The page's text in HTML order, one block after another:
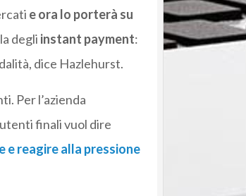
e ora lo porterà su
degli instant payment:
dice Hazlehurst.
Per l’azienda
finali vuol dire
e reagire alla pressione